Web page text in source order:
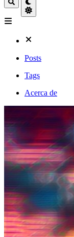
Posts
Tags
Acerca de